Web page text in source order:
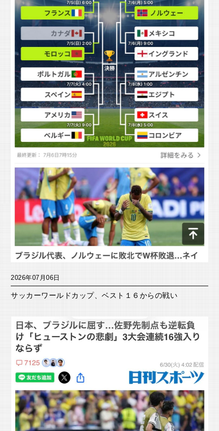
2026年07月06日
サッカーワールドカップ、ベスト１６からの戦い